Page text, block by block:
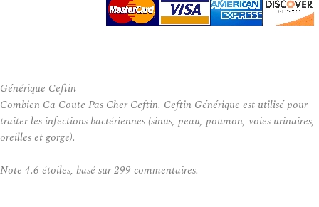
Générique Ceftin
Combien Ca Coute Pas Cher Ceftin. Ceftin Générique est utilisé pour
traiter les infections bactériennes (sinus, peau, poumon, voies urinaires,
oreilles et gorge).
Note 4.6 étoiles, basé sur299 commentaires.